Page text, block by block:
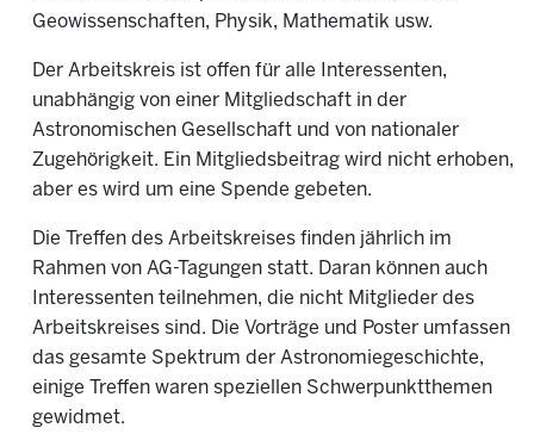
Geowissenschaften, Physik, Mathematik usw.
Der Arbeitskreis ist offen für alle Interessenten,
unabhängig von einer Mitgliedschaft in der
Astronomischen Gesellschaft und von nationaler
Zugehörigkeit. Ein Mitgliedsbeitrag wird nicht erhoben,
aber es wird um eine Spende gebeten.
Die Treffen des Arbeitskreises finden jährlich im
Rahmen von AG-Tagungen statt. Daran können auch
Interessenten teilnehmen, die nicht Mitglieder des
Arbeitskreises sind. Die Vorträge und Poster umfassen
das gesamte Spektrum der Astronomiegeschichte,
einige Treffen waren speziellen Schwerpunktthemen
gewidmet.